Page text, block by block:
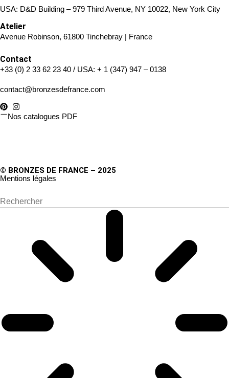
USA: D&D Building – 979 Third Avenue, NY 10022, New York City
Atelier
Avenue Robinson, 61800 Tinchebray | France
Contact
+33 (0) 2 33 62 23 40 / USA: + 1 (347) 947 – 0138
contact@bronzesdefrance.com
Nos catalogues PDF
© BRONZES DE FRANCE – 2025
Mentions légales